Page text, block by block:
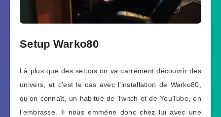
Setup Warko80
Là plus que des setups on va carrément découvrir des
univers, et c’est le cas avec l’installation de Warko80,
qu’on connaît, un habitué de Twitch et de YouTube, on
l’embrasse. Il nous emmène donc chez lui avec une